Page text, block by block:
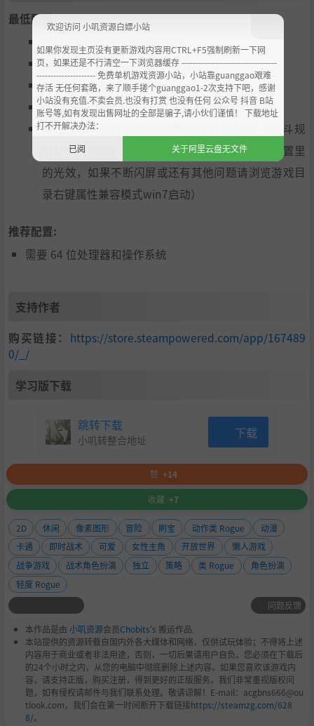
最低配置:
操作系统:windows7 64及以上
内存:4 GB RAM
存储空间:需要 500 MB 可用空间
附注事项:可根据情况调整游戏设置里的【战斗规
模】和【光效】（注：如出现显示问题请关闭设置里
的光效，如果不断闪屏或还有其他问题请浏览游戏目
录右键属性兼容模式win7启动）
推荐配置:
需要 64 位处理器和操作系统
支持作者
购买链接： https://store.steampowered.com/app/167489
0/_/
学习版下载
跳转下载
小叽转整合地址 下载
赞 +14
收藏 +7
2D 休闲 像素图形 冒险 刷宝 动作类 Rogue
动漫
卡通
即时战术 可爱 女性主角 开放世界
懒人游戏
战争游戏
战术角色扮演 独立 策略 类 Rogue
角色扮演
轻度 Rogue
问题反馈
本作品是由 小叽资源会员Chobits's 搬运作品.
本站提供的资源转载自国内外各大媒体和网络，仅供试玩体验；不得将上述
内容用于商业或者非法用途，否则，一切后果请用户自负。您必须在下载后
的24个小时之内，从您的电脑中彻底删除上述内容。如果您喜欢该游戏内
容，请支持正版，购买注册，得到更好的正版服务。我们非常重视版权问
题，如有侵权请邮件与我们联系处理。敬请谅解！E-mail：acgbns666@ou
tlook.com，我们会在第一时间断开下载链接https://steamzg.com/628
8/。
欢迎访问 小叽资源白嫖小站
如果你发现主页没有更新游戏内容用CTRL+F5强制刷新一下网
页，如果还是不行清空一下浏览器缓存 ----------------------------------
--------------------- 免费单机游戏资源小站，小站靠guanggao艰难
存活 无任何套路，来了顺手搓个guanggao1-2次支持下吧，感谢
小站没有充值.不卖会员.也没有打赏 也没有任何 公众号 抖音 B站
账号等,如有发现出售网址的全部是骗子,请小伙们谨慎！ 下载地址
打不开解决办法：
已阅
关于阿里云盘无文件